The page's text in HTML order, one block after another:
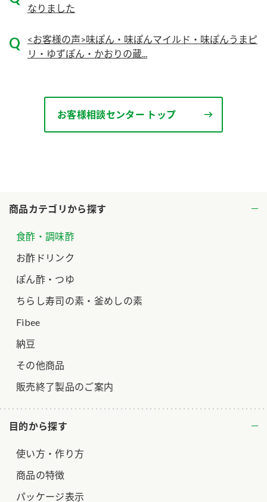
商品カテゴリから探す
食酢・調味酢
お酢ドリンク
ぽん酢・つゆ
ちらし寿司の素・釜めしの素
Fibee
納豆
その他商品
販売終了製品のご案内
目的から探す
使い方・作り方
商品の特徴
パッケージ表示
なりました
<お客様の声>味ぽん・味ぽんマイルド・味ぽんうまピ
リ・ゆずぽん・かおりの蔵...
お客様相談センター トップ